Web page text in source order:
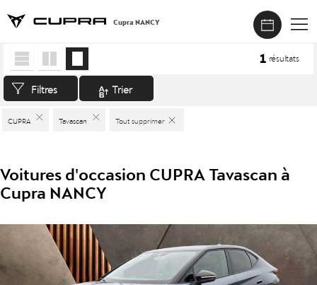
Cupra NANCY
Accueil > Véhicules d'occasion
CUPRA Tavascan Tout supprimer
Filtres Trier
1 résultats
Voitures d'occasion CUPRA Tavascan à
Cupra NANCY